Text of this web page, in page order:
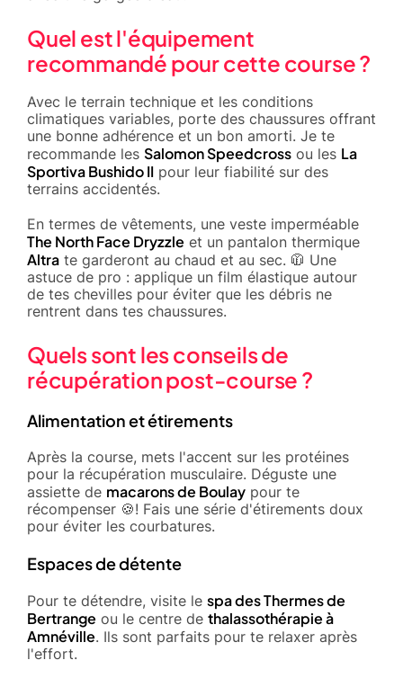
Quel est l'équipement
recommandé pour cette course ?
Avec le terrain technique et les conditions
climatiques variables, porte des chaussures offrant
une bonne adhérence et un bon amorti. Je te
recommande les Salomon Speedcross ou les La
Sportiva Bushido II pour leur fiabilité sur des
terrains accidentés.
En termes de vêtements, une veste imperméable
The North Face Dryzzle et un pantalon thermique
Altra te garderont au chaud et au sec. 🧥 Une
astuce de pro : applique un film élastique autour
de tes chevilles pour éviter que les débris ne
rentrent dans tes chaussures.
Quels sont les conseils de
récupération post-course ?
Alimentation et étirements
Après la course, mets l'accent sur les protéines
pour la récupération musculaire. Déguste une
assiette de macarons de Boulay pour te
récompenser 🍪! Fais une série d'étirements doux
pour éviter les courbatures.
Espaces de détente
Pour te détendre, visite le spa des Thermes de
Bertrange ou le centre de thalassothérapie à
Amnéville. Ils sont parfaits pour te relaxer après
l'effort.